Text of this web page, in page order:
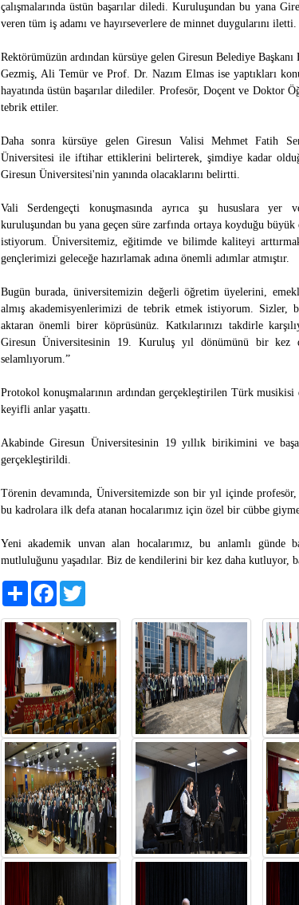
çalışmalarında üstün başarılar diledi. Kuruluşundan bu yana
veren tüm iş adamı ve hayırseverlere de minnet duygularını iletti.
Rektörümüzün ardından kürsüye gelen Giresun Belediye
Gezmiş, Ali Temür ve Prof. Dr. Nazım Elmas ise yaptıkları
hayatında üstün başarılar dilediler. Profesör, Doçent ve Doktor
tebrik ettiler.
Daha sonra kürsüye gelen Giresun Valisi Mehmet Fatih
Üniversitesi ile iftihar ettiklerini belirterek, şimdiye kadar
Giresun Üniversitesi'nin yanında olacaklarını belirtti.
Vali Serdengeçti konuşmasında ayrıca şu hususlara yer
kuruluşundan bu yana geçen süre zarfında ortaya koyduğu
istiyorum. Üniversitemiz, eğitimde ve bilimde kaliteyi
gençlerimizi geleceğe hazırlamak adına önemli adımlar atmıştır.
Bugün burada, üniversitemizin değerli öğretim üyelerini,
almış akademisyenlerimizi de tebrik etmek istiyorum. Sizler,
aktaran önemli birer köprüsünüz. Katkılarınızı takdirle
Giresun Üniversitesinin 19. Kuruluş yıl dönümünü bir kez
selamlıyorum.”
Protokol konuşmalarının ardından gerçekleştirilen Türk
keyifli anlar yaşattı.
Akabinde Giresun Üniversitesinin 19 yıllık birikimini ve
gerçekleştirildi.
Törenin devamında, Üniversitemizde son bir yıl içinde
bu kadrolara ilk defa atanan hocalarımız için özel bir cübbe
Yeni akademik unvan alan hocalarımız, bu anlamlı günde
mutluluğunu yaşadılar. Biz de kendilerini bir kez daha kutluyor,
Share FacebookTwitter